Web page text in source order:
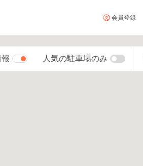
会員登録
人気の駐車場のみ